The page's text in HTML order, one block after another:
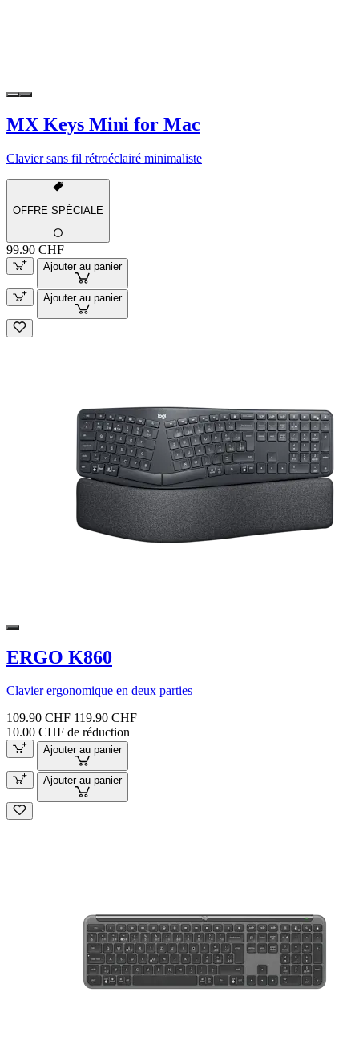
MX Keys Mini for Mac
Clavier sans fil rétroéclairé minimaliste
OFFRE SPÉCIALE
99.90 CHF
Ajouter au panier
Ajouter au panier
ERGO K860
Clavier ergonomique en deux parties
109.90 CHF 119.90 CHF
10.00 CHF de réduction
Ajouter au panier
Ajouter au panier